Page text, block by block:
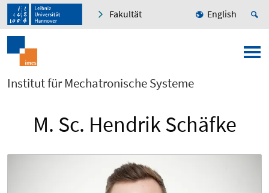
Fakultät English
Institut für Mechatronische Systeme
M. Sc. Hendrik Schäfke